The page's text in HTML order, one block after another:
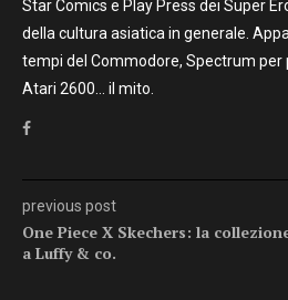
Star Comics e Play Press dei Super
della cultura asiatica in generale.
tempi del Commodore, Spectrum per
Atari 2600… il mito.
previous post
One Piece X Skechers: la
a Luffy & co.